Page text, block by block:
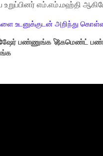
உறுப்பினர் எம்.எம்.மஹ்தி
உடனுக்குடன் அறிந்து
பண்ணுங்க 🚀கமெண்ட்